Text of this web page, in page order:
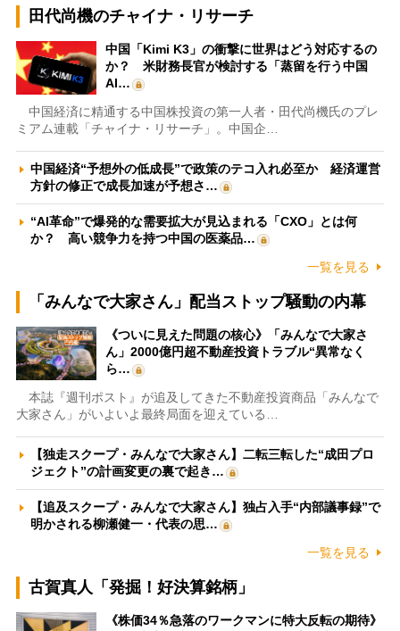
田代尚機のチャイナ・リサーチ
中国「Kimi K3」の衝撃に世界はどう対応するの
か？ 米財務長官が検討する「蒸留を行う中国
AI…
中国経済に精通する中国株投資の第一人者・田代尚機氏のプレ
ミアム連載「チャイナ・リサーチ」。中国企…
中国経済“予想外の低成長”で政策のテコ入れ必至か 経済運営
方針の修正で成長加速が予想さ…
“AI革命”で爆発的な需要拡大が見込まれる「CXO」とは何
か？ 高い競争力を持つ中国の医薬品…
一覧を見る
「みんなで大家さん」配当ストップ騒動の内幕
《ついに見えた問題の核心》「みんなで大家さ
ん」2000億円超不動産投資トラブル“異常なく
ら…
本誌『週刊ポスト』が追及してきた不動産投資商品「みんなで
大家さん」がいよいよ最終局面を迎えている…
【独走スクープ・みんなで大家さん】二転三転した“成田プロ
ジェクト”の計画変更の裏で起き…
【追及スクープ・みんなで大家さん】独占入手“内部議事録”で
明かされる柳瀬健一・代表の思…
一覧を見る
古賀真人「発掘！好決算銘柄」
《株価34％急落のワークマンに特大反転の期待》